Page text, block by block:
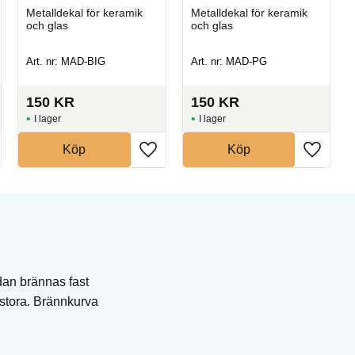
Metalldekal för keramik
och glas
Art. nr: MAD-BIG
150 KR
I lager
Köp
Metalldekal för keramik
och glas
Art. nr: MAD-PG
150 KR
I lager
Köp
brännas fast
Brännkurva